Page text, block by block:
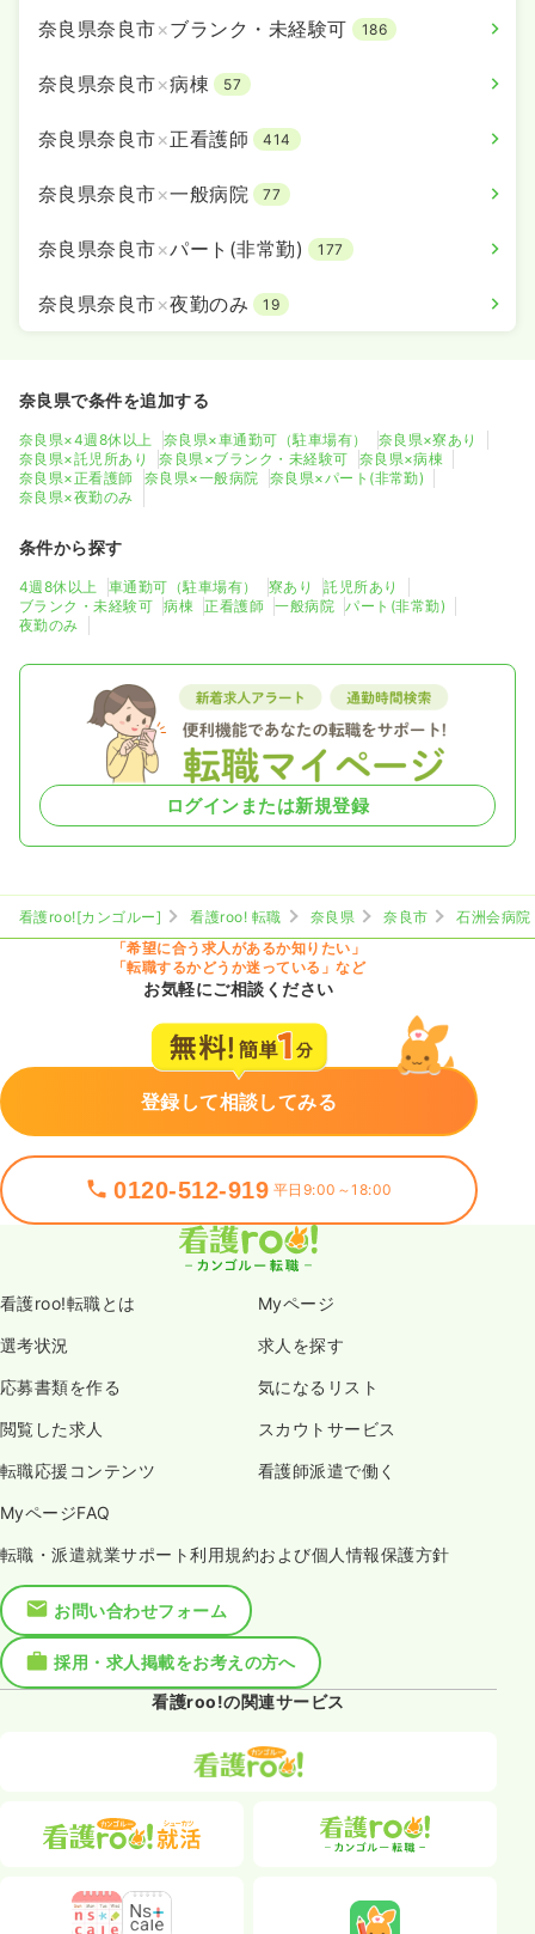
奈良県奈良市×ブランク・未経験可 186
奈良県奈良市×病棟 57
奈良県奈良市×正看護師 414
奈良県奈良市×一般病院 77
奈良県奈良市×パート(非常勤) 177
奈良県奈良市×夜勤のみ 19
奈良県で条件を追加する
奈良県×4週8休以上 奈良県×車通勤可（駐車場有）
奈良県×寮あり
奈良県×託児所あり
奈良県×ブランク・未経験可
奈良県×病棟
奈良県×正看護師
奈良県×一般病院
奈良県×パート(非常勤)
奈良県×夜勤のみ
条件から探す
4週8休以上 車通勤可（駐車場有） 寮あり
託児所あり
ブランク・未経験可
病棟 正看護師 一般病院
パート(非常勤)
夜勤のみ
ログインまたは新規登録
看護roo![カンゴルー] 看護roo! 転職 奈良県 奈良市
石洲会病院
「希望に合う求人があるか知りたい」
「転職するかどうか迷っている」など
お気軽にご相談ください
登録して相談してみる
0120-512-919 平日9:00～18:00
看護roo!転職とは Myページ
選考状況 求人を探す
応募書類を作る 気になるリスト
閲覧した求人 スカウトサービス
転職応援コンテンツ 看護師派遣で働く
MyページFAQ
転職・派遣就業サポート利用規約および個人情報保護方針
お問い合わせフォーム
採用・求人掲載をお考えの方へ
看護roo!の関連サービス